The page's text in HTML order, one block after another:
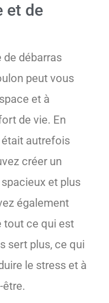
et de
de débarras
peut vous
et à
de vie. En
était autrefois
créer un
et plus
également
tout ce qui est
sert plus, ce qui
le stress et à